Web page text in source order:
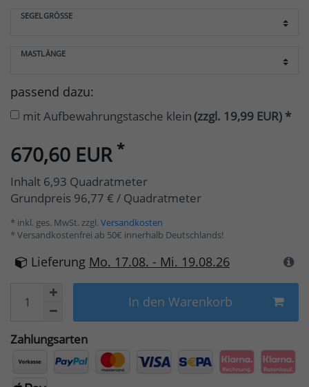
SEGELGRÖSSE
MASTLÄNGE
passend dazu:
mit Aufbewahrungstasche klein (zzgl. 19,99 EUR) *
670,60 EUR *
Inhalt 6,93 Quadratmeter
Grundpreis 96,77 € / Quadratmeter
* inkl. ges. MwSt. zzgl. Versandkosten
* Versandkostenfrei ab 50€ innerhalb Deutschlands!
Lieferung Mo. 17.08. - Mi. 19.08.26
In den Warenkorb
Zahlungsarten